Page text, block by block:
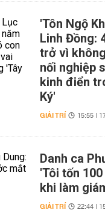
'Tôn Ngộ
Linh Đồng:
trở vì
nối nghiệp
kinh điển
Ký'
GIẢI TRÍ 15:55 |
Danh ca
'Tôi tốn
khi làm
GIẢI TRÍ 22:44 |